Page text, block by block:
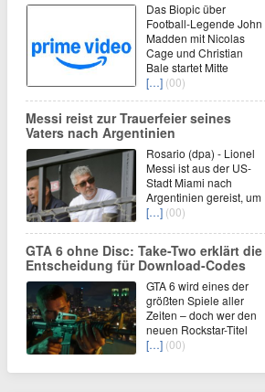
Das Biopic über
Football-Legende John
Madden mit Nicolas
Cage und Christian
Bale startet Mitte
[…] (00)
Messi reist zur Trauerfeier seines
Vaters nach Argentinien
Rosario (dpa) - Lionel
Messi ist aus der US-
Stadt Miami nach
Argentinien gereist, um
[…] (00)
GTA 6 ohne Disc: Take-Two erklärt die
Entscheidung für Download-Codes
GTA 6 wird eines der
größten Spiele aller
Zeiten – doch wer den
neuen Rockstar-Titel
[…] (00)